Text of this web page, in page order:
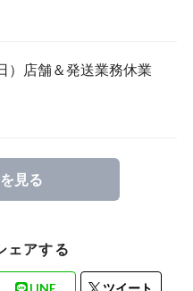
）店舗＆発送業務休業
見る
ェアする